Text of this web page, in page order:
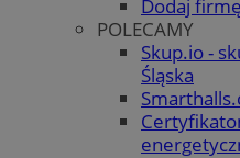
Dodaj
POLECAMY
Skup.io -
Śląska